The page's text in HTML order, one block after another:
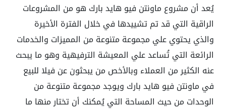
يُعد أن مشروع ماونتن فيو هايد بارك هو من المشروعات
الراقية التي قد تم تشييدها في خلال الفترة الأخيرة
والذي يحتوي علي مجموعة متنوعة من المميزات والخدمات
الرائعة التي تُساعد علي المعيشة الترفيهية وهو ما يبحث
عنه الكثير من العملاء وبالأخص من يبحثون عن فيلا للبيع
في ماونتن فيو هايد بارك ويوجد مجموعة متنوعة من
الوحدات من حيث المساحة التي يُمكنك أن تختار منها ما